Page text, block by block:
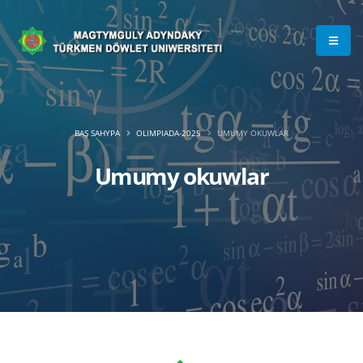
Umumy okuwlar
BAŞ SAHYPA OLIMPIADA-2025 UMUMY OKUWLAR